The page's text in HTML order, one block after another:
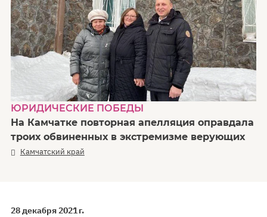
ЮРИДИЧЕСКИЕ ПОБЕДЫ
На Камчатке повторная апелляция оправдала
троих обвиненных в экстремизме верующих
Камчатский край
28 декабря 2021 г.